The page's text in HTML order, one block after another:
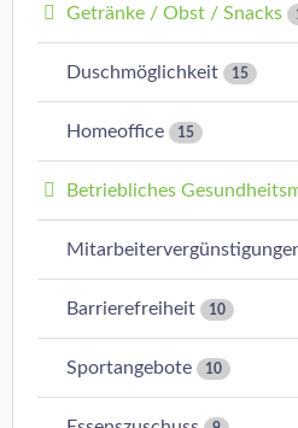
Getränke / Obst / Snacks
Duschmöglichkeit 15
Homeoffice 15
Betriebliches
Barrierefreiheit 10
Sportangebote 10